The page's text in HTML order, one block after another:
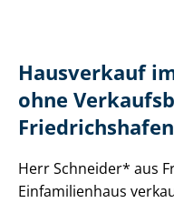
Hausverkauf
ohne
Friedrichshafen
Herr Schneider* aus
Einfamilienhaus